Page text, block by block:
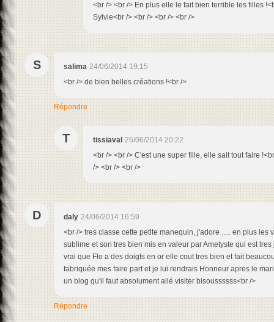
<br /> <br /> En plus elle le fait bien terrible les filles
Sylvie<br /> <br /> <br /> <br />
S salima 24/06/2014 19:15
<br /> de bien belles créations !<br />
Répondre
T tissiaval 26/06/2014 20:22
<br /> <br /> C'est une super fille, elle sait tout faire
/> <br /> <br />
D daly 24/06/2014 16:59
<br /> tres classe cette petite manequin, j'adore ..... en plus les
sublime et son tres bien mis en valeur par Ametyste qui est
vrai que Flo a des doigts en or elle cout tres bien et fait
fabriquée mes faire part et je lui rendrais Honneur apres le
un blog qu'il faut absolument allé visiter bisoussssss<br />
Répondre